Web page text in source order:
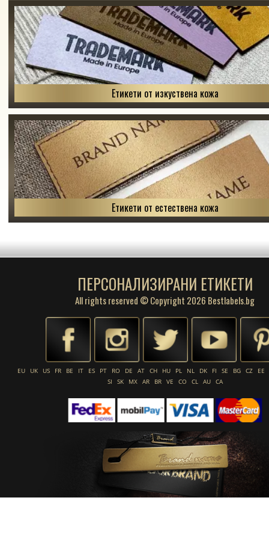
Етикети от изкуствена кожа
Етикети от естествена кожа
ПЕРСОНАЛИЗИРАНИ ЕТИКЕТИ
All rights reserved © Copyright 2026 Bestlabels.bg
EU UK US FR BE IT ES PT RO DE AT CH HU PL NL DK FI SE BG CZ
EE
SI
SK MX AR BR VE CO CL AU CA